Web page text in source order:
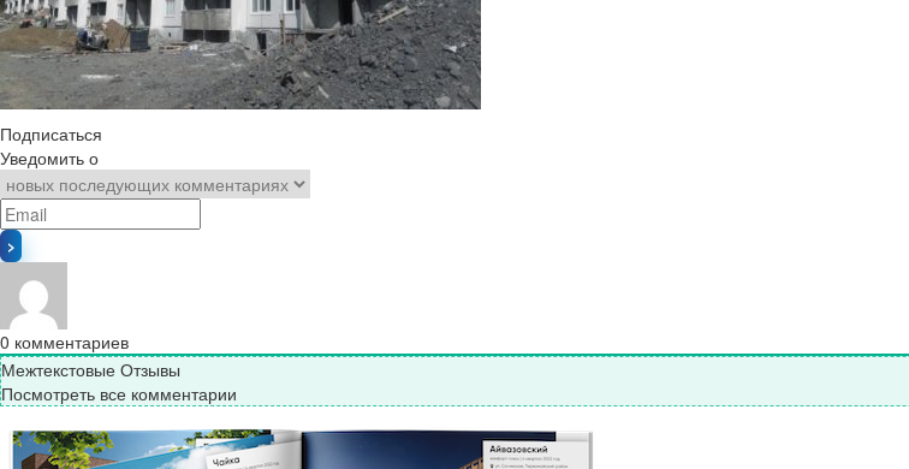
Подписаться
Уведомить о
0 комментариев
Межтекстовые Отзывы
Посмотреть все комментарии